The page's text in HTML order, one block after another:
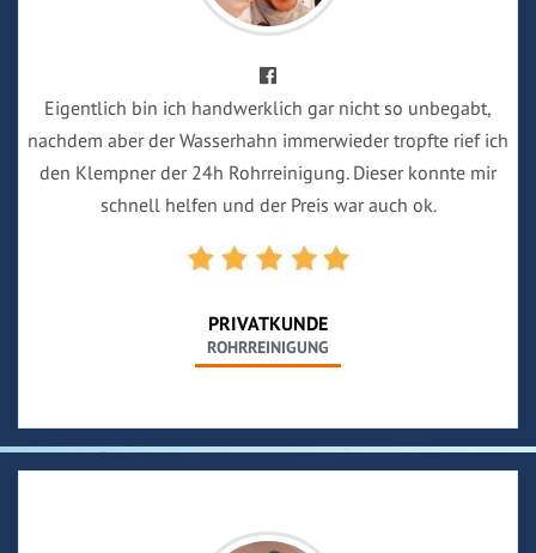
Eigentlich bin ich handwerklich gar nicht so unbegabt,
nachdem aber der Wasserhahn immerwieder tropfte rief ich
den Klempner der 24h Rohrreinigung. Dieser konnte mir
schnell helfen und der Preis war auch ok.
PRIVATKUNDE
ROHRREINIGUNG